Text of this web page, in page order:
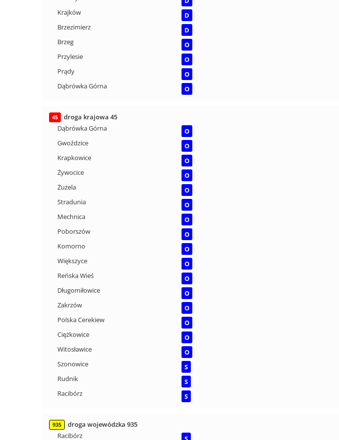
Krajków
D
Brzezimierz
D
Brzeg
O
Przylesie
O
Prądy
O
Dąbrówka Górna
O
45
droga krajowa 45
Dąbrówka Górna
O
Gwoździce
O
Krapkowice
O
Żywocice
O
Żużela
O
Stradunia
O
Mechnica
O
Poborszów
O
Komorno
O
Większyce
O
Reńska Wieś
O
Długomiłowice
O
Zakrzów
O
Polska Cerekiew
O
Ciężkowice
O
Witosławice
O
Szonowice
S
Rudnik
S
Racibórz
S
935
droga wojewódzka 935
Racibórz